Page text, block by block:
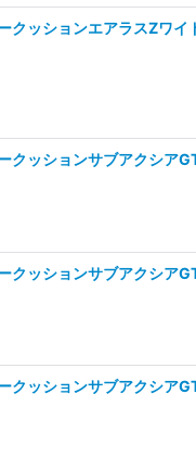
ッションエアラスZワ
ッションサブアクシア
ッションサブアクシア
ッションサブアクシア